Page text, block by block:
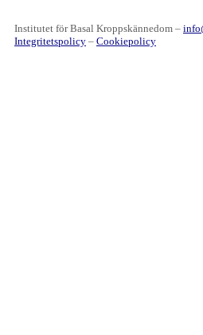
Institutet för Basal Kroppskännedom –
Integritetspolicy – Cookiepolicy